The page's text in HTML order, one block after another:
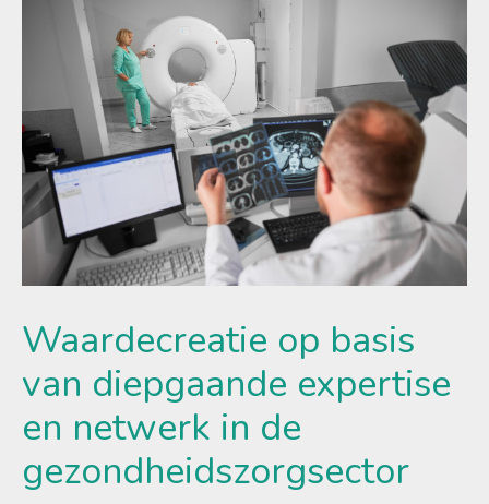
Waardecreatie op basis
van diepgaande expertise
en netwerk in de
gezondheidszorgsector